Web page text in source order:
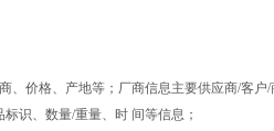
价格、产地等；厂商信息主要供应商/客户
识、数量/重量、时 间等信息；